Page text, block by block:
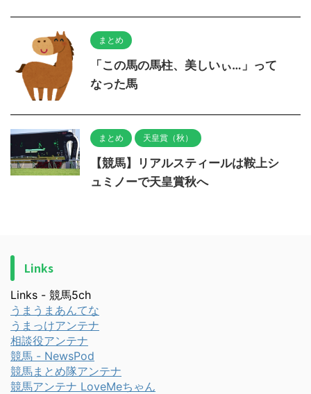
まとめ
「この馬の馬柱、美しいぃ…」って
なった馬
まとめ 天皇賞（秋）
【競馬】リアルスティールは鞍上シ
ュミノーで天皇賞秋へ
Links
Links - 競馬5ch
うまうまあんてな
うまっけアンテナ
相談役アンテナ
競馬 - NewsPod
競馬まとめ隊アンテナ
競馬アンテナ LoveMeちゃん